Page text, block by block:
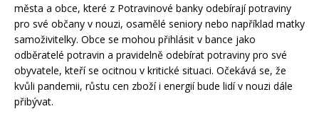
města a obce, které z Potravinové banky odebírají potraviny
pro své občany v nouzi, osamělé seniory nebo například matky
samoživitelky. Obce se mohou přihlásit v bance jako
odběratelé potravin a pravidelně odebírat potraviny pro své
obyvatele, kteří se ocitnou v kritické situaci. Očekává se, že
kvůli pandemii, růstu cen zboží i energií bude lidí v nouzi dále
přibývat.